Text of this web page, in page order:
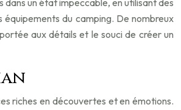
dans un état impeccable, en utilisant des
du camping. De nombreux
aux détails et le souci de créer un
riches en découvertes et en émotions.